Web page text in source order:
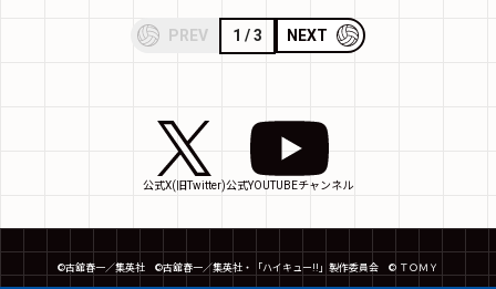
PREV 1 / 3 NEXT
公式X(旧Twitter)公式YOUTUBEチャンネル
©古舘春一／集英社 ©古舘春一／集英社・「ハイキュー!!」製作委員会 © ＴＯＭＹ